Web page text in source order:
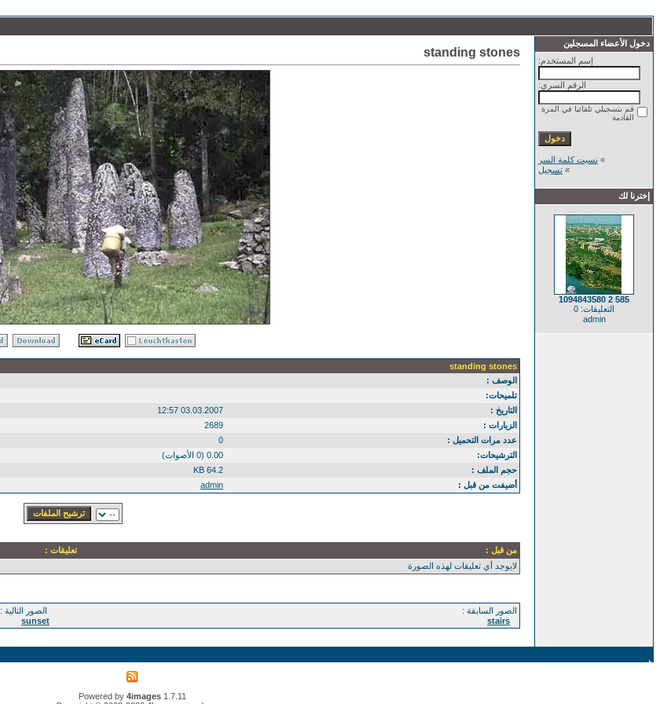
دخول الأعضاء المسجلين
إسم المستخدم:
الرقم السري:
قم بتسجيلي تلقائيا في المرة
القادمة
» نسيت كلمة السر
» تسجيل
إخترنا لك
585 2 1094843580
التعليقات: 0
admin
standing stones
standing stones
الوصف :
تلميحات:
التاريخ :
03.03.2007 12:57
الزيارات :
2689
عدد مرات التحميل :
0
الترشيحات:
0.00 (0 الأصوات)
حجم الملف :
64.2 KB
أضيفت من قبل :
admin
من قبل :
تعليقات :
لايوجد أي تعليقات لهذه الصورة
الصور السابقة :
stairs
الصور التالية :
sunset
Powered by 4images1.7.11